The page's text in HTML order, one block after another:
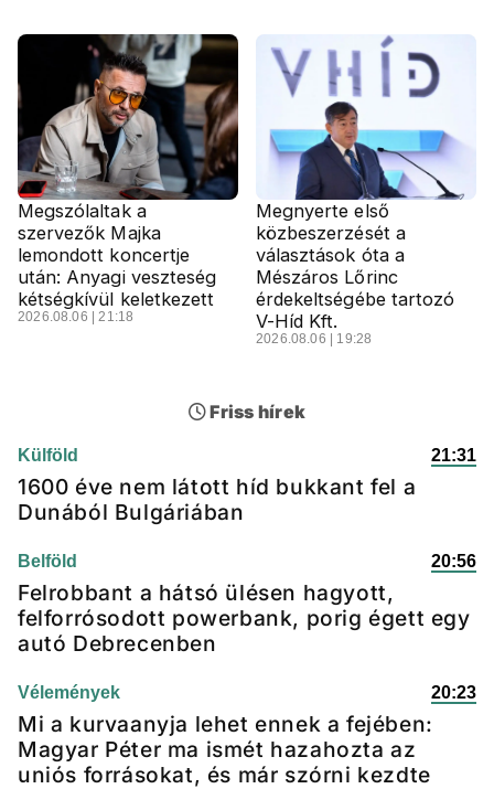
Megszólaltak a
szervezők Majka
lemondott koncertje
után: Anyagi veszteség
kétségkívül keletkezett
2026.08.06 | 21:18
Megnyerte első
közbeszerzését a
választások óta a
Mészáros Lőrinc
érdekeltségébe tartozó
V-Híd Kft.
2026.08.06 | 19:28
Friss hírek
Külföld 21:31
1600 éve nem látott híd bukkant fel a
Dunából Bulgáriában
Belföld 20:56
Felrobbant a hátsó ülésen hagyott,
felforrósodott powerbank, porig égett egy
autó Debrecenben
Vélemények 20:23
Mi a kurvaanyja lehet ennek a fejében:
Magyar Péter ma ismét hazahozta az
uniós forrásokat, és már szórni kezdte